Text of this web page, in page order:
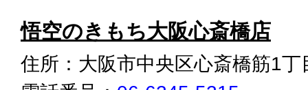
悟空のきもち大阪心斎橋店
住所：大阪市中央区心斎橋筋1